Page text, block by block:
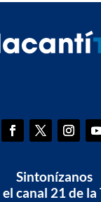
Sintonízanos
el canal 21 de la